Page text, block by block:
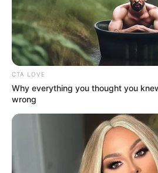
Θεσσαλονίκη: Τι
λεωφορειακές
λειτουργία της
οκτώ ημερών στη
Ανδρέας»
Απάτη με τρακτέρ
φτερά προκαταβολή
CTA LOVE
Why everything you thought you
wrong